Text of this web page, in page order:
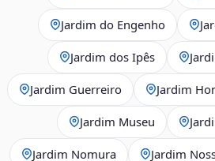
Jardim do Engenho
Jardim dos Ipês
Jardim Guerreiro Jardim
Jardim Museu
Jardim Nomura Jardim